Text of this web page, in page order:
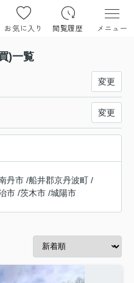
お気に入り 閲覧履歴 メニュー
)一覧
変更
変更
丹市 /船井郡京丹波町 /
市 /茨木市 /城陽市